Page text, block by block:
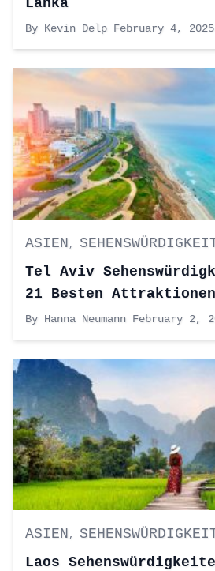
Lanka
By Kevin Delp February 4,
ASIEN ,
Tel Aviv
21 Besten
By Hanna Neumann February 2,
ASIEN ,
Laos